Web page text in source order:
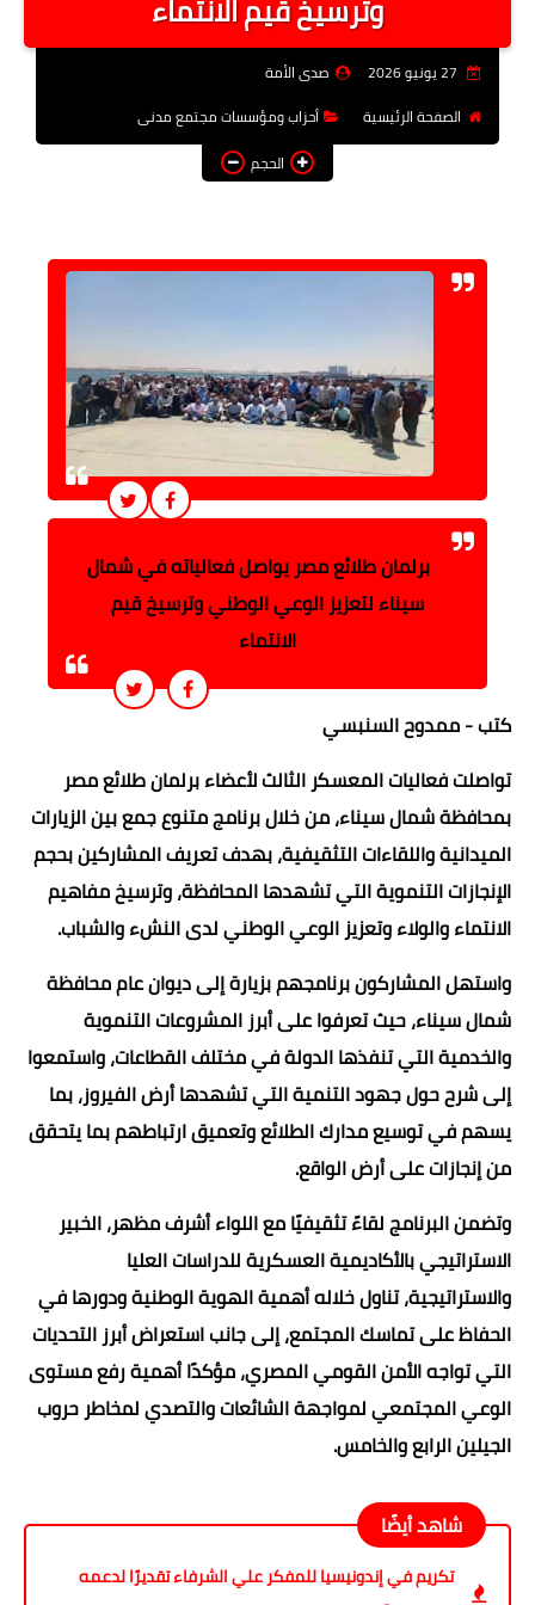
فن وثقافة
عربى ودولى
توك شو
المزيد
وترسيخ قيم الانتماء
صدى الأمة
الصفحة الرئيسية
أحزاب ومؤسسات مجتمع مدنى
الحجم
برلمان طلائع مصر يواصل فعالياته في شمال
سيناء لتعزيز الوعي الوطني وترسيخ قيم
الانتماء
كتب - ممدوح السنبسي
تواصلت فعاليات المعسكر الثالث لأعضاء برلمان طلائع مصر
بمحافظة شمال سيناء، من خلال برنامج متنوع جمع بين الزيارات
الميدانية واللقاءات التثقيفية، بهدف تعريف المشاركين بحجم
الإنجازات التنموية التي تشهدها المحافظة، وترسيخ مفاهيم
الانتماء والولاء وتعزيز الوعي الوطني لدى النشء والشباب.
واستهل المشاركون برنامجهم بزيارة إلى ديوان عام محافظة
شمال سيناء، حيث تعرفوا على أبرز المشروعات التنموية
والخدمية التي تنفذها الدولة في مختلف القطاعات، واستمعوا
إلى شرح حول جهود التنمية التي تشهدها أرض الفيروز، بما
يسهم في توسيع مدارك الطلائع وتعميق ارتباطهم بما يتحقق
من إنجازات على أرض الواقع.
وتضمن البرنامج لقاءً تثقيفيًا مع اللواء أشرف مظهر، الخبير
الاستراتيجي بالأكاديمية العسكرية للدراسات العليا
والاستراتيجية، تناول خلاله أهمية الهوية الوطنية ودورها في
الحفاظ على تماسك المجتمع، إلى جانب استعراض أبرز التحديات
التي تواجه الأمن القومي المصري، مؤكدًا أهمية رفع مستوى
الوعي المجتمعي لمواجهة الشائعات والتصدي لمخاطر حروب
الجيلين الرابع والخامس.
شاهد أيضًا
تكريم في إندونيسيا للمفكر علي الشرفاء تقديرًا لدعمه